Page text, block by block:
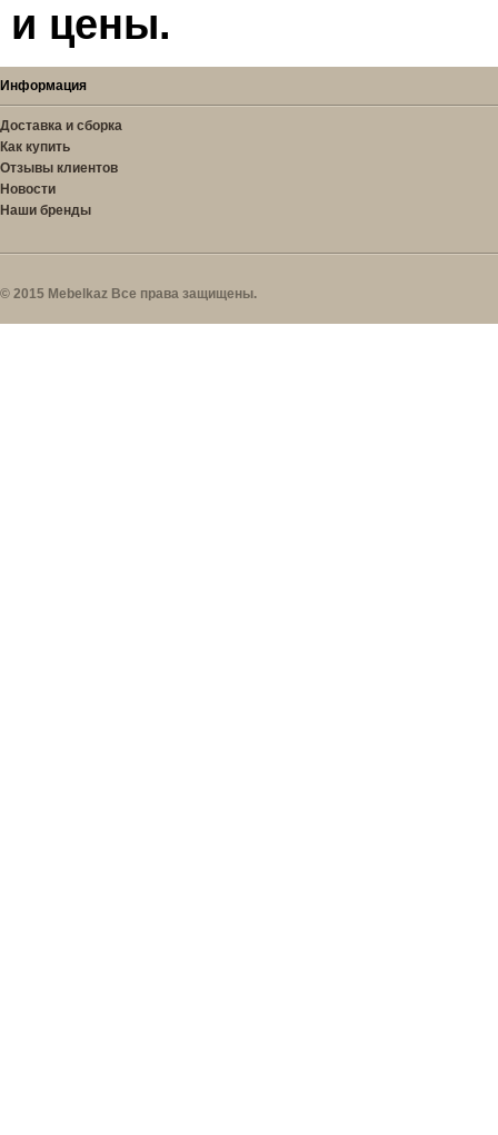
и цены.
Информация
Доставка и сборка
Как купить
Отзывы клиентов
Новости
Наши бренды
© 2015 Mebelkaz Все права защищены.